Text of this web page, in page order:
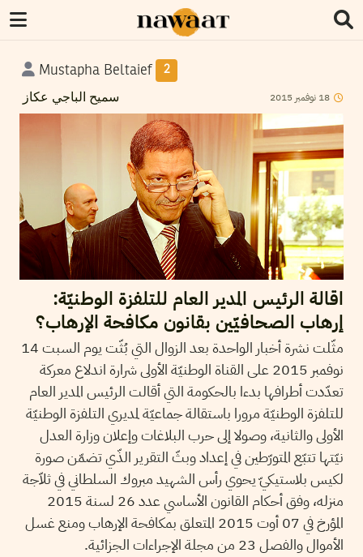
Mustapha Beltaief 2
سميح الباجي عكاز 18 نوفمبر 2015
اقالة الرئيس المدير العام للتلفزة الوطنيّة:
إرهاب الصحافيّين بقانون مكافحة الإرهاب؟
مثّلت نشرة أخبار الواحدة بعد الزوال التي بُثّت يوم السبت 14
نوفمبر 2015 على القناة الوطنيّة الأولى شرارة اندلاع معركة
تعدّدت أطرافها بدءا بالحكومة التي أقالت الرئيس المدير العام
للتلفزة الوطنيّة مرورا باستقالة جماعيّة لمديري التلفزة الوطنيّة
الأولى والثانية، وصولا إلى حرب البلاغات وإعلان وزارة العدل
نيّتها تتبّع المتورّطين في إعداد وبثّ التقرير الذّي تضمّن صورة
لكيس بلاستيكيّ يحوي رأس الشهيد مبروك السلطاني في ثلاّجة
منزله، وفق أحكام القانون الأساسي عدد 26 لسنة 2015
المؤرخ في 07 أوت 2015 المتعلق بمكافحة الإرهاب ومنع غسل
الأموال والفصل 23 من مجلة الإجراءات الجزائية.